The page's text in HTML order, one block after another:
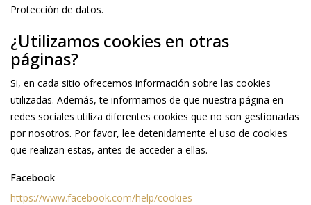
Protección de datos.
¿Utilizamos cookies en otras
páginas?
Si, en cada sitio ofrecemos información sobre las cookies
utilizadas. Además, te informamos de que nuestra página en
redes sociales utiliza diferentes cookies que no son gestionadas
por nosotros. Por favor, lee detenidamente el uso de cookies
que realizan estas, antes de acceder a ellas.
Facebook
https://www.facebook.com/help/cookies